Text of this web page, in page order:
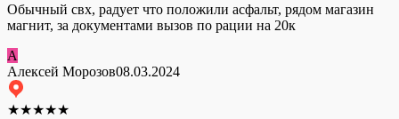
Обычный свх, радует что положили асфальт, рядом магазин
магнит, за документами вызов по рации на 20к
А
Алексей Морозов08.03.2024
★★★★★